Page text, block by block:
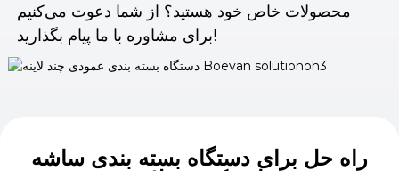
محصولات خاص خود هستید؟ از شما دعوت می‌کنیم
برای مشاوره با ما پیام بگذارید!
راه حل برای دستگاه بسته بندی ساشه